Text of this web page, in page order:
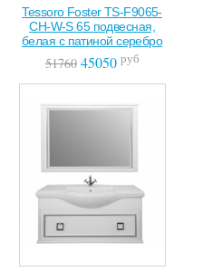
Tessoro Foster TS-F9065-
CH-W-S 65 подвесная,
белая с патиной серебро
5176045050 руб